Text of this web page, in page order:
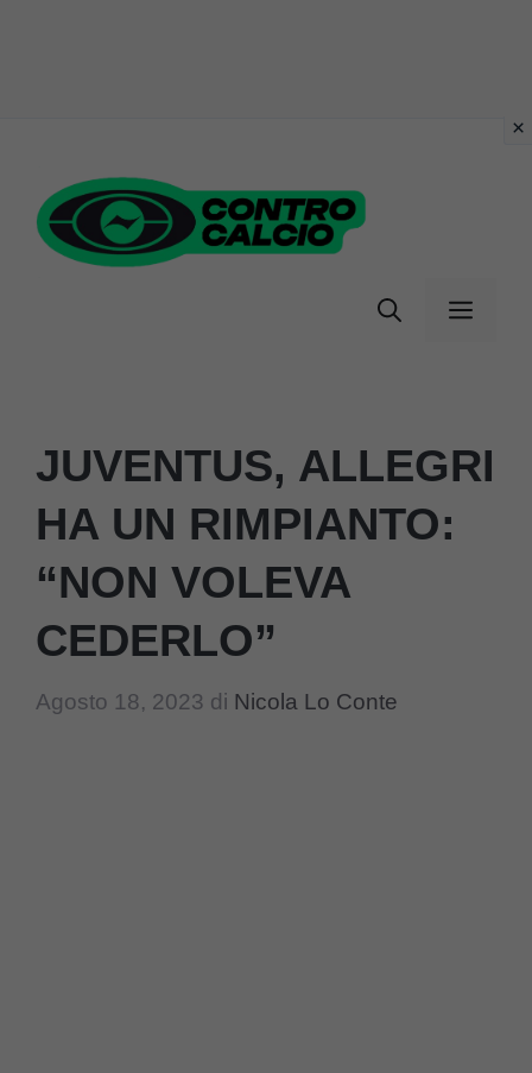
contenuto
Menu
JUVENTUS, ALLEGRI
HA UN RIMPIANTO:
“NON VOLEVA
CEDERLO”
Agosto 18, 2023 di Nicola Lo Conte